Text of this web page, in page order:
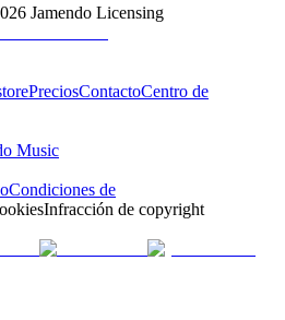
Jamendo Licensing
PreciosContactoCentro de
Music
Condiciones de
Infracción de copyright